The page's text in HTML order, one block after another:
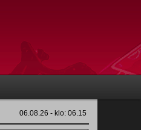
06.08.26 - klo: 06.15